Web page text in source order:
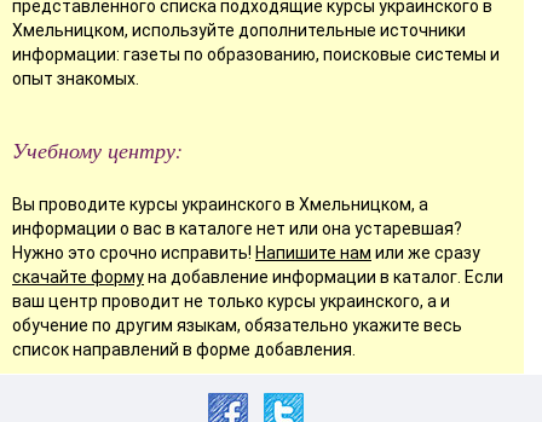
представленного списка подходящие курсы украинского в
Хмельницком, используйте дополнительные источники
информации: газеты по образованию, поисковые системы и
опыт знакомых.
Учебному центру:
Вы проводите курсы украинского в Хмельницком, а
информации о вас в каталоге нет или она устаревшая?
Нужно это срочно исправить! Напишите нам или же сразу
скачайте формуна добавление информации в каталог. Если
ваш центр проводит не только курсы украинского, а и
обучение по другим языкам, обязательно укажите весь
список направлений в форме добавления.